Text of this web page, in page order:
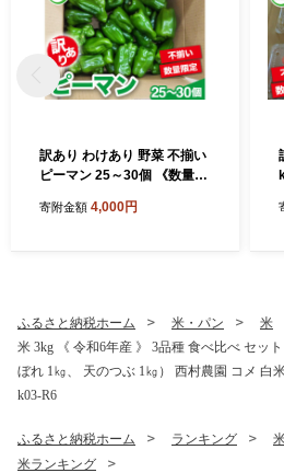
訳あり わけあり 野菜 不揃い
ピーマン 25～30個 《数量限
たいない野菜 ｜ om-pmwa-
寄附金額 4,000円
ふるさと納税ホーム 米・パン
米
米 3kg 《 令和6年産 》 3品種 食べ比べ セッ
ぼれ 1㎏、 天のつぶ 1㎏） 西村農園 コメ 白
k03-R6
ふるさと納税ホーム ランキング
米ランキング